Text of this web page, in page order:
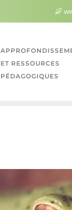
ET RESSOURCES
PÉDAGOGIQUES